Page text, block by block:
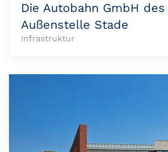
Die Autobahn GmbH
Außenstelle Stade
Infrastruktur